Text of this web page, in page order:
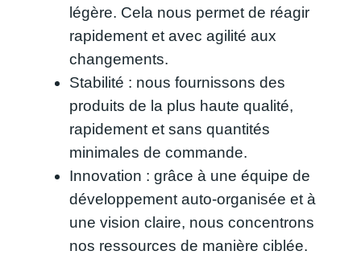
légère. Cela nous permet de réagir
rapidement et avec agilité aux
changements.
Stabilité : nous fournissons des
produits de la plus haute qualité,
rapidement et sans quantités
minimales de commande.
Innovation : grâce à une équipe de
développement auto-organisée et à
une vision claire, nous concentrons
nos ressources de manière ciblée.